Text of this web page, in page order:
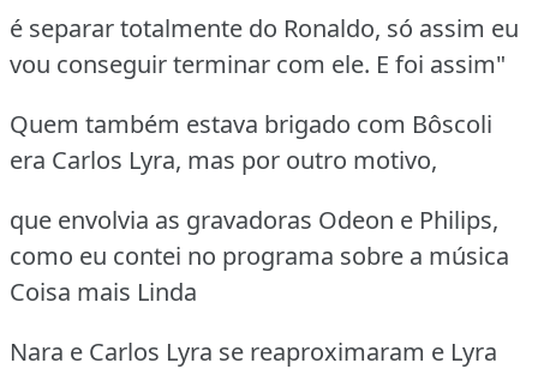
é separar totalmente do Ronaldo, só assim eu
vou conseguir terminar com ele. E foi assim"
Quem também estava brigado com Bôscoli
era Carlos Lyra, mas por outro motivo,
que envolvia as gravadoras Odeon e Philips,
como eu contei no programa sobre a música
Coisa mais Linda
Nara e Carlos Lyra se reaproximaram e Lyra